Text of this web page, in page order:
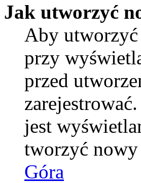
Jak utworzyć
Aby
przy
przed
jest
tworzyć nowy
Góra